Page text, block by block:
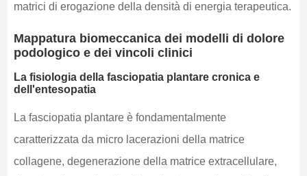
matrici di erogazione della densità di energia terapeutica.
Mappatura biomeccanica dei modelli di dolore
podologico e dei vincoli clinici
La fisiologia della fasciopatia plantare cronica e
dell'entesopatia
La fasciopatia plantare è fondamentalmente
caratterizzata da micro lacerazioni della matrice
collagene, degenerazione della matrice extracellulare,